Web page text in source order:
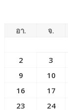
อา. จ.
2
3
9
10
16
17
23
24